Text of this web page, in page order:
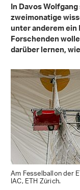
In Davos
zweimonatige
unter anderem ein
Forschenden
darüber lernen,
Am Fesselballon der
IAC, ETH Zürich.